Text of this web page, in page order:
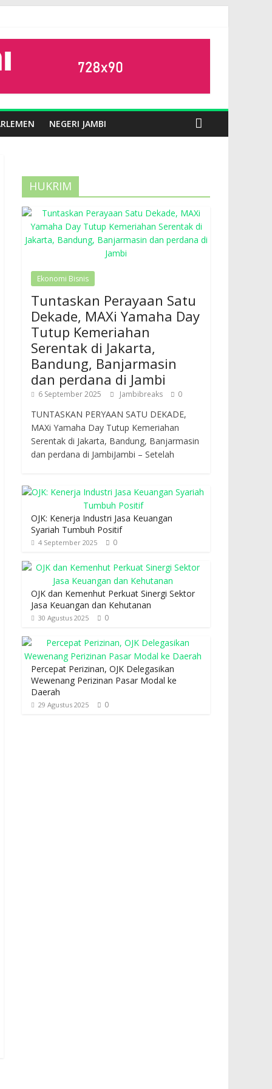
NEGERI JAMBI
HUKRIM
Ekonomi Bisnis
Tuntaskan Perayaan Satu
Dekade, MAXi Yamaha Day
Tutup Kemeriahan
Serentak di Jakarta,
Bandung, Banjarmasin
dan perdana di Jambi
6 September 2025 Jambibreaks 0
TUNTASKAN PERYAAN SATU DEKADE,
MAXi Yamaha Day Tutup Kemeriahan
Serentak di Jakarta, Bandung, Banjarmasin
dan perdana di JambiJambi – Setelah
OJK: Kenerja Industri Jasa Keuangan
Syariah Tumbuh Positif
4 September 2025 0
OJK dan Kemenhut Perkuat Sinergi Sektor
Jasa Keuangan dan Kehutanan
30 Agustus 2025 0
Percepat Perizinan, OJK Delegasikan
Wewenang Perizinan Pasar Modal ke
Daerah
29 Agustus 2025 0